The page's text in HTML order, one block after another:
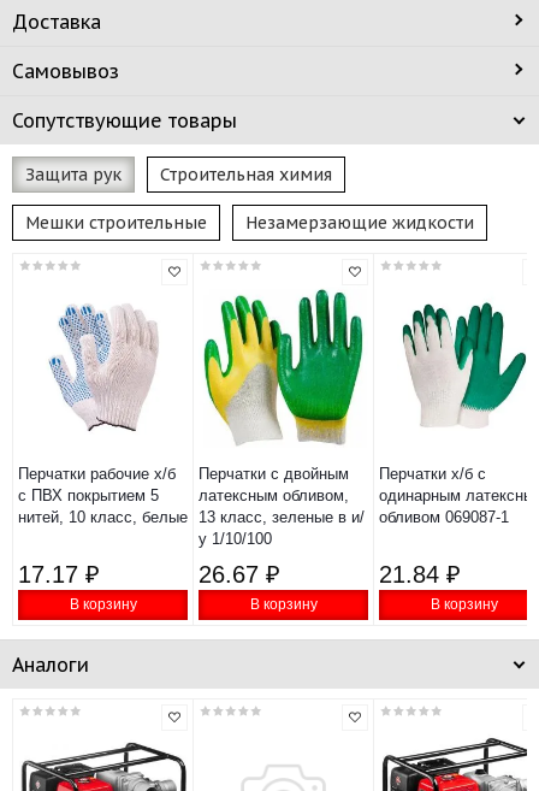
Доставка
Самовывоз
Сопутствующие товары
Защита рук Строительная химия
Мешки строительные Незамерзающие жидкости
Перчатки рабочие х/б
с ПВХ покрытием 5
нитей, 10 класс, белые
17.17 ₽
В корзину
Перчатки с двойным
латексным обливом,
13 класс, зеленые в и/
у 1/10/100
26.67 ₽
В корзину
Перчатки х/б с
одинарным
обливом 069087-1
21.84 ₽
В корзину
Аналоги